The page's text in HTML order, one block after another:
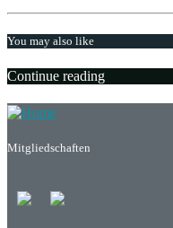
You may also like
Continue reading
Mitgliedschaften